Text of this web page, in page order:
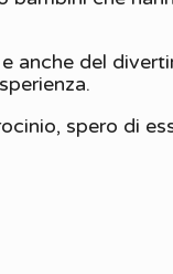
anche del
spero di